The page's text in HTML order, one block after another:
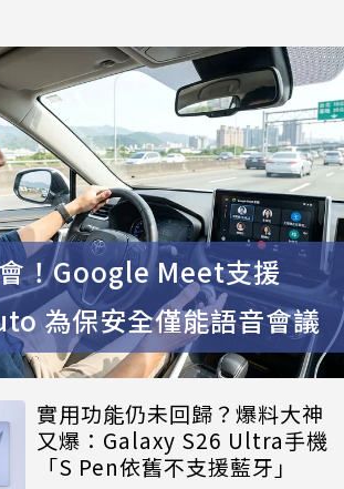
！Google Meet支援
為保安全僅能語音會議
實用功能仍未回歸？爆料大神
又爆：Galaxy S26 Ultra手機
「S Pen依舊不支援藍牙」